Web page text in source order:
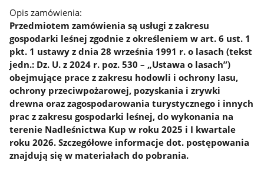
Opis zamówienia:
Przedmiotem zamówienia są usługi z zakresu
gospodarki leśnej zgodnie z określeniem w art. 6 ust. 1
pkt. 1 ustawy z dnia 28 września 1991 r. o lasach (tekst
jedn.: Dz. U. z 2024 r. poz. 530 – „Ustawa o lasach”)
obejmujące prace z zakresu hodowli i ochrony lasu,
ochrony przeciwpożarowej, pozyskania i zrywki
drewna oraz zagospodarowania turystycznego i innych
prac z zakresu gospodarki leśnej, do wykonania na
terenie Nadleśnictwa Kup w roku 2025 i I kwartale
roku 2026. Szczegółowe informacje dot. postępowania
znajdują się w materiałach do pobrania.